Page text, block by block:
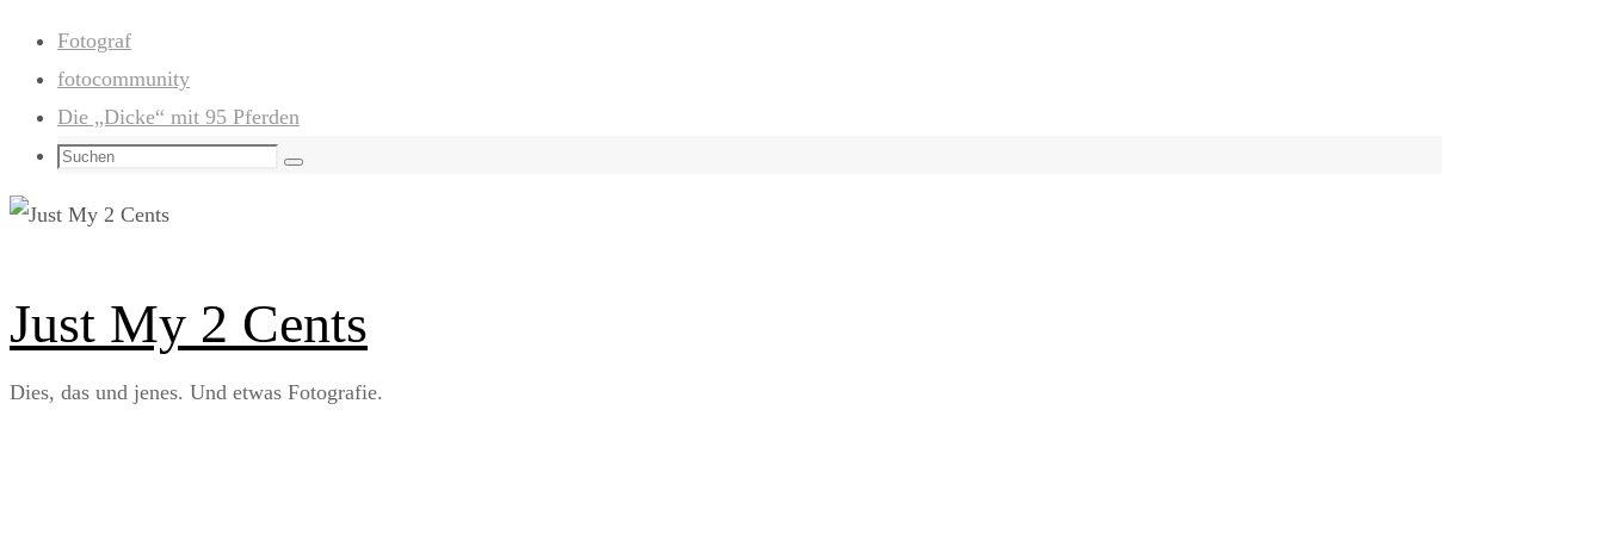
Zum
Inhalt
springen
Fotograf
fotocommunity
Die „Dicke“ mit 95 Pferden
Suchen
Suchen
Just My 2 Cents
Dies, das und jenes. Und etwas Fotografie.